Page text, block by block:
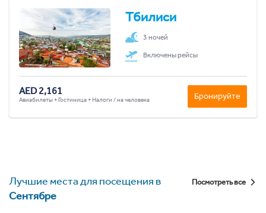
Тбилиси
3 ночей
Включены рейсы
AED 2,161
Авиабилеты + Гостиница + Налоги / на человека Бронируйте
Лучшие места для посещения в
Сентябре
Посмотреть все